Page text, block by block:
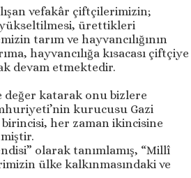
vefakâr çiftçilerimizin;
yükseltilmesi, ürettikleri
tarım ve hayvancılığının
hayvancılığa kısacası çiftçiye
devam etmektedir.
değer katarak onu bizlere
kurucusu Gazi
her zaman ikincisine
olarak tanımlamış, “Millî
ülke kalkınmasındaki ve